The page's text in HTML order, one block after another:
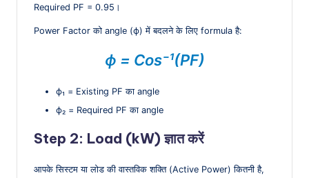
Required PF = 0.95।
Power Factor को angle (ϕ) में बदलने के लिए formula है:
ϕ = Cos⁻¹(PF)
ϕ₁ = Existing PF का angle
ϕ₂ = Required PF का angle
Step 2: Load (kW) ज्ञात करें
आपके सिस्टम या लोड की वास्तविक शक्ति (Active Power) कितनी है,